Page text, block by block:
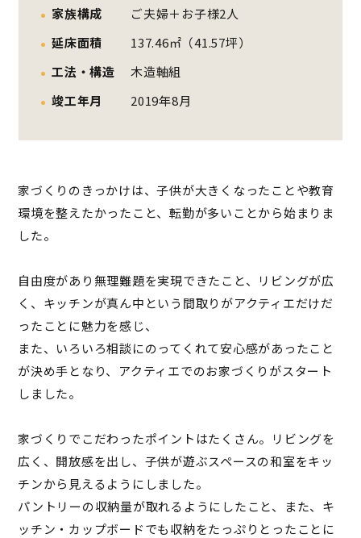
家族構成
ご夫婦＋お子様2人
延床面積
137.46㎡（41.57坪）
工法・構造
木造軸組
竣工年月
2019年8月
家づくりのきっかけは、子供が大きくなったことや教育
環境を整えたかったこと、転勤が多いことから始まりま
した。
自由度があり無理難題を実現できたこと、リビングが広
く、キッチンが真ん中という間取りがアクティエだけだ
ったことに魅力を感じ、
また、いろいろ相談にのってくれて安心感があったこと
が決め手となり、アクティエでのお家づくりがスタート
しました。
家づくりでこだわったポイントはたくさん。リビングを
広く、開放感を出し、子供が遊ぶスペースの和室をキッ
チンから見えるようにしました。
パントリーの収納量が取れるようにしたこと、また、キ
ッチン・カップボードでも収納をたっぷりとったことに